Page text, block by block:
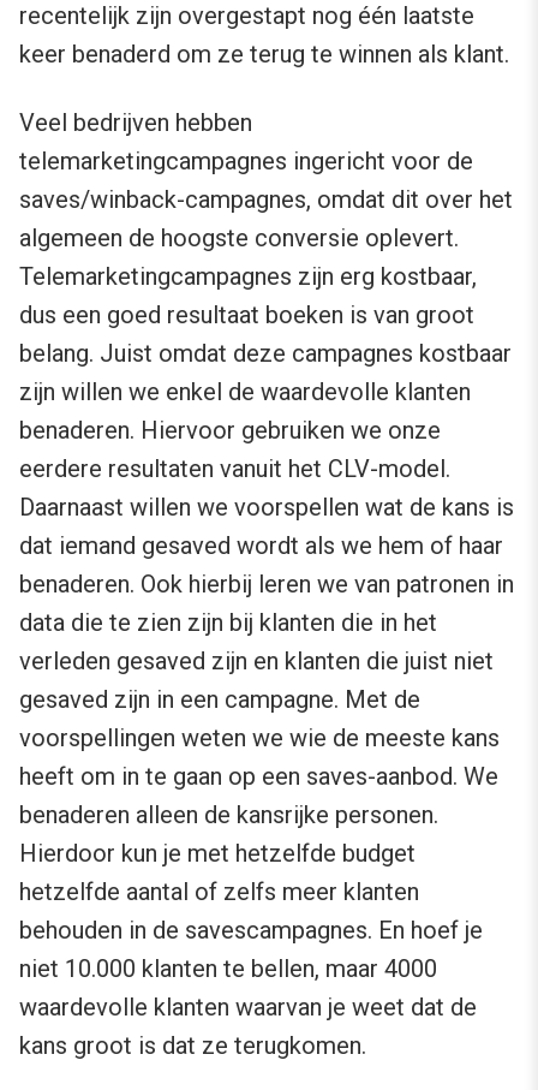
recentelijk zijn overgestapt nog één laatste
keer benaderd om ze terug te winnen als klant.
Veel bedrijven hebben
telemarketingcampagnes ingericht voor de
saves/winback-campagnes, omdat dit over het
algemeen de hoogste conversie oplevert.
Telemarketingcampagnes zijn erg kostbaar,
dus een goed resultaat boeken is van groot
belang. Juist omdat deze campagnes kostbaar
zijn willen we enkel de waardevolle klanten
benaderen. Hiervoor gebruiken we onze
eerdere resultaten vanuit het CLV-model.
Daarnaast willen we voorspellen wat de kans is
dat iemand gesaved wordt als we hem of haar
benaderen. Ook hierbij leren we van patronen in
data die te zien zijn bij klanten die in het
verleden gesaved zijn en klanten die juist niet
gesaved zijn in een campagne. Met de
voorspellingen weten we wie de meeste kans
heeft om in te gaan op een saves-aanbod. We
benaderen alleen de kansrijke personen.
Hierdoor kun je met hetzelfde budget
hetzelfde aantal of zelfs meer klanten
behouden in de savescampagnes. En hoef je
niet 10.000 klanten te bellen, maar 4000
waardevolle klanten waarvan je weet dat de
kans groot is dat ze terugkomen.